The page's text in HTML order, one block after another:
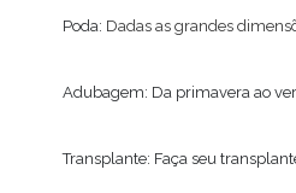
Poda: Dadas as grandes
Adubagem: Da primavera ao
Transplante: Faça seu